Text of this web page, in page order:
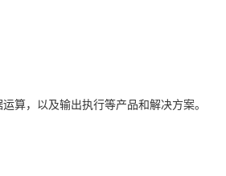
算，以及输出执行等产品和解决方案。